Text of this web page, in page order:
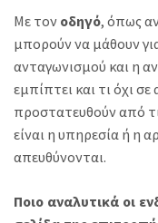
Με τον οδηγό, όπως
μπορούν να μάθουν
ανταγωνισμού και η
εμπίπτει και τι όχι
προστατευθούν από
είναι η υπηρεσία ή η
απευθύνονται.
Ποιο αναλυτικά οι